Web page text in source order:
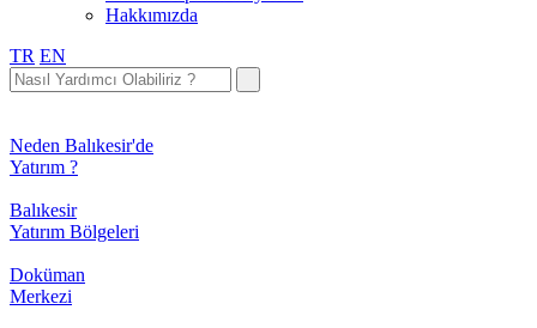
Hakkımızda
TR EN
Neden Balıkesir'de
Yatırım ?
Balıkesir
Yatırım Bölgeleri
Doküman
Merkezi